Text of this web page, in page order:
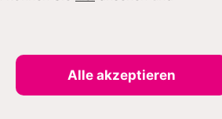
Alle akzeptieren